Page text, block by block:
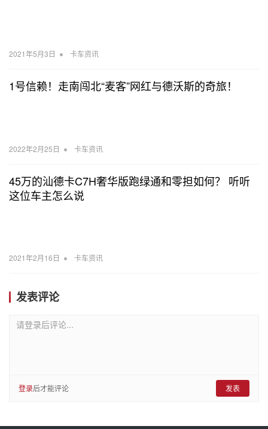
2021年5月3日 • 卡车资讯
1号信赖！走南闯北“麦客”网红与德沃斯的奇旅！
2022年2月25日 • 卡车资讯
45万的汕德卡C7H奢华版跑绿通和零担如何？ 听听
这位车主怎么说
2021年2月16日 • 卡车资讯
发表评论
请登录后评论...
登录后才能评论 发表